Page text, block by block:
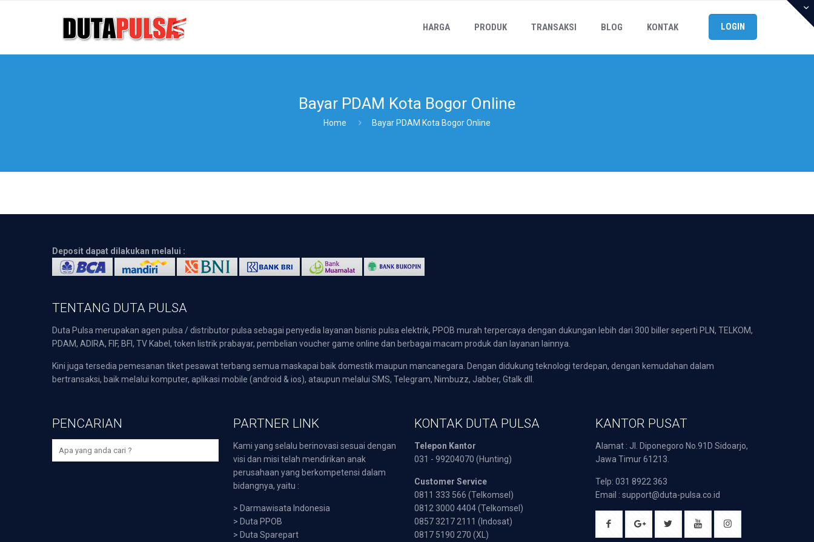
HARGA PRODUK TRANSAKSI BLOG KONTAK LOGIN
Bayar PDAM Kota Bogor Online
Home Bayar PDAM Kota Bogor Online
Deposit dapat dilakukan melalui :
TENTANG DUTA PULSA
Duta Pulsa merupakan agen pulsa / distributor pulsa sebagai penyedia layanan bisnis pulsa elektrik, PPOB murah terpercaya dengan dukungan lebih dari 300 biller seperti PLN, TELKOM,
PDAM, ADIRA, FIF, BFI, TV Kabel, token listrik prabayar, pembelian voucher game online dan berbagai macam produk dan layanan lainnya.
Kini juga tersedia pemesanan tiket pesawat terbang semua maskapai baik domestik maupun mancanegara. Dengan didukung teknologi terdepan, dengan kemudahan dalam
bertransaksi, baik melalui komputer, aplikasi mobile (android & ios), ataupun melalui SMS, Telegram, Nimbuzz, Jabber, Gtalk dll.
PENCARIAN PARTNER LINK
Kami yang selalu berinovasi sesuai dengan
visi dan misi telah mendirikan anak
perusahaan yang berkompetensi dalam
bidangnya, yaitu :
> Darmawisata Indonesia
> Duta PPOB
> Duta Sparepart
KONTAK DUTA PULSA
Telepon Kantor
031 - 99204070 (Hunting)
Customer Service
0811 333 566 (Telkomsel)
0812 3000 4404 (Telkomsel)
0857 3217 2111 (Indosat)
0817 5190 270 (XL)
KANTOR PUSAT
Alamat : Jl. Diponegoro No.91D Sidoarjo,
Jawa Timur 61213.
Telp: 031 8922 363
Email : support@duta-pulsa.co.id